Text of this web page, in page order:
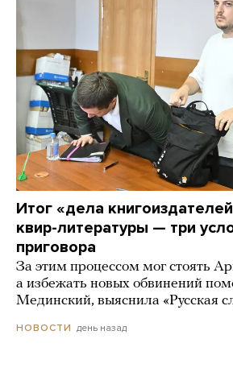
Итог «дела
квир-литературы — три
приговора
За этим процессом мог стоять
а избежать новых обвинений
Мединский, выяснила «Русская
НОВОСТИ день назад